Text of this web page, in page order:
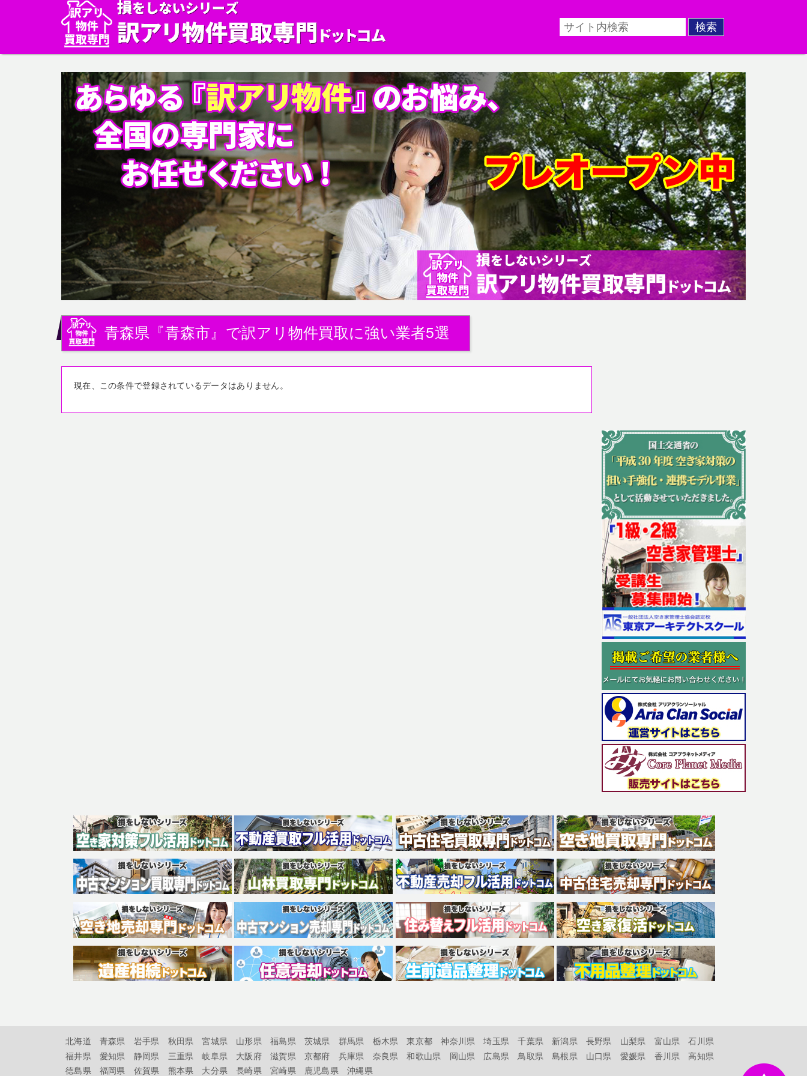
青森県『青森市』で訳アリ物件買取に強い業者5選
現在、この条件で登録されているデータはありません。
北海道 青森県 岩手県 秋田県 宮城県 山形県 福島県 茨城県 群馬県 栃木県 東京都 神奈川県 埼玉県 千葉県 新潟県 長野県 山梨県 富山県
石川県
福井県
愛知県 静岡県 三重県 岐阜県 大阪府 滋賀県 京都府 兵庫県 奈良県 和歌山県 岡山県 広島県 鳥取県 島根県 山口県 愛媛県 香川県
高知県
徳島県
福岡県 佐賀県 熊本県 大分県 長崎県 宮崎県 鹿児島県 沖縄県